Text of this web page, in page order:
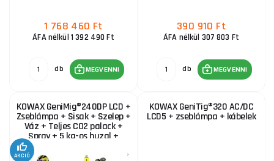
1 768 460 Ft
ÁFA nélkül 1 392 490 Ft
db MEGVENNI
390 910 Ft
ÁFA nélkül 307 803 Ft
db MEGVENNI
KOWAX GeniMig®240DP LCD +
Zseblámpa + Sisak + Szelep +
Váz + Teljes CO2 palack +
Spray + 5 kg-os huzal +
AKCIÓ
KOWAX GeniTig®320 AC/DC
LCD5 + zseblámpa + kábelek